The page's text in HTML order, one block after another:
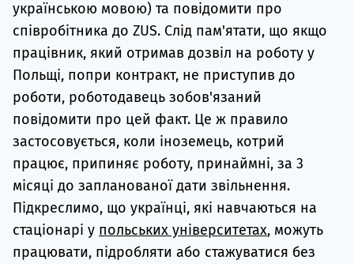
українською мовою) та повідомити про
співробітника до ZUS. Слід пам'ятати, що якщо
працівник, який отримав дозвіл на роботу у
Польщі, попри контракт, не приступив до
роботи, роботодавець зобов'язаний
повідомити про цей факт. Це ж правило
застосовується, коли іноземець, котрий
працює, припиняє роботу, принаймні, за 3
місяці до запланованої дати звільнення.
Підкреслимо, що українці, які навчаються на
стаціонарі у польських університетах, можуть
працювати, підробляти або стажуватися без